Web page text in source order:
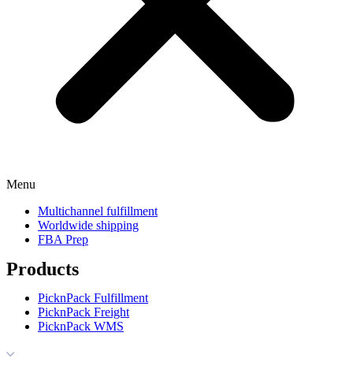
Menu
Multichannel fulfillment
Worldwide shipping
FBA Prep
Products
PicknPack Fulfillment
PicknPack Freight
PicknPack WMS